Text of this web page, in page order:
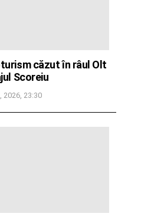
căzut în râul Olt
Scoreiu
2026, 23:30